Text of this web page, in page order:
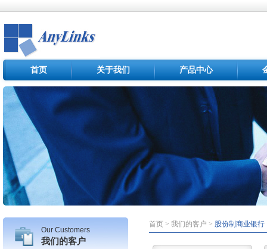
首页 关于我们 产品中心
Our Customers
我们的客户
首页 > 我们的客户 > 股份制商业银行